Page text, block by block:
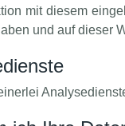
mit diesem
und auf dieser